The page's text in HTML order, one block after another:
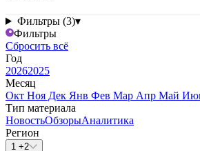
Фильтры (3)▾
Фильтры
Сбросить всё
Год
20262025
Месяц
Окт Ноя Дек Янв Фев Мар Апр Май
Тип материала
НовостьОбзорыАналитика
Регион
1 +2